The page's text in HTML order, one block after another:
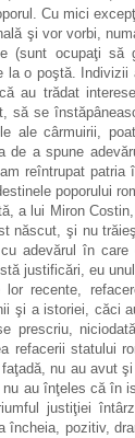
Cu mici
şi vor vorbi,
(sunt ocupaţi să
la o poştă.
au trădat
să se
ale cârmuirii,
de a spune
reîntrupat patria
poporului
a lui Miron
născut, şi nu
adevărul în
justificări, eu
recente,
şi a istoriei, căci
prescriu,
refacerii statului
nu au avut
au înţeles că în
justiţiei
încheia, pozitiv,